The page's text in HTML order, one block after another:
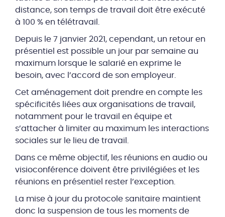
distance, son temps de travail doit être exécuté
à 100 % en télétravail.
Depuis le 7 janvier 2021, cependant, un retour en
présentiel est possible un jour par semaine au
maximum lorsque le salarié en exprime le
besoin, avec l’accord de son employeur.
Cet aménagement doit prendre en compte les
spécificités liées aux organisations de travail,
notamment pour le travail en équipe et
s’attacher à limiter au maximum les interactions
sociales sur le lieu de travail.
Dans ce même objectif, les réunions en audio ou
visioconférence doivent être privilégiées et les
réunions en présentiel rester l’exception.
La mise à jour du protocole sanitaire maintient
donc la suspension de tous les moments de